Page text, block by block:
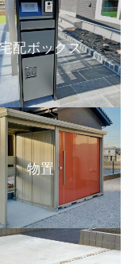
配ボックス
物置